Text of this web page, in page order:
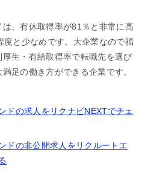
、有休取得率が81％と非常に高
度と少なめです。大企業なので福
生・有給取得率で転職先を選び
足の働き方ができる企業です。
ドの求人をリクナビNEXTでチェ
ドの非公開求人をリクルートエ